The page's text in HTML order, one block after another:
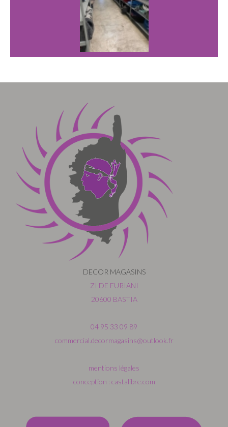
DECOR MAGASINS
ZI DE FURIANI
20600 BASTIA
04 95 33 09 89
commercial.decormagasins@outlook.fr
mentions légales
conception : castalibre.com